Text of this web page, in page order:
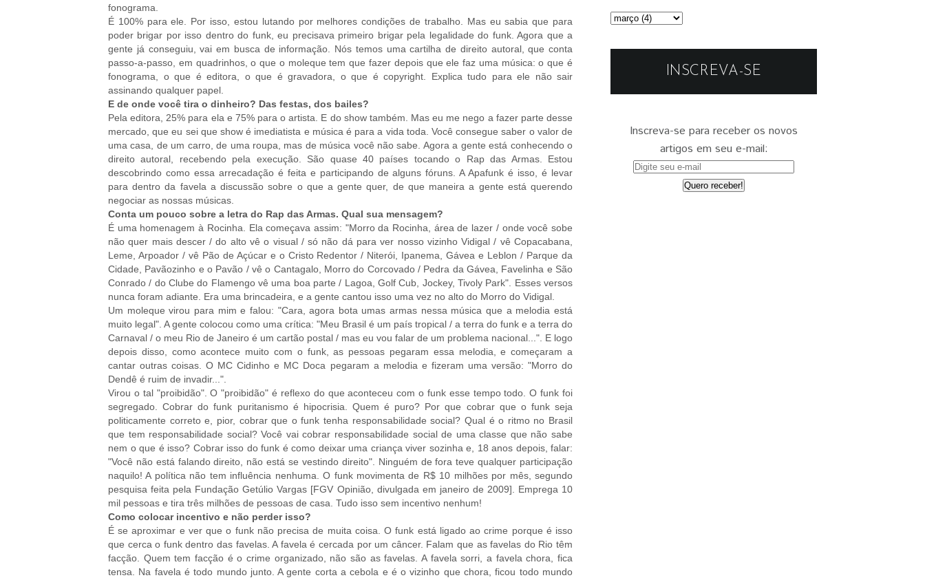
fonograma.
É 100% para ele. Por isso, estou lutando por melhores condições de trabalho. Mas eu sabia que para
poder brigar por isso dentro do funk, eu precisava primeiro brigar pela legalidade do funk. Agora que a
gente já conseguiu, vai em busca de informação. Nós temos uma cartilha de direito autoral, que conta
passo-a-passo, em quadrinhos, o que o moleque tem que fazer depois que ele faz uma música: o que é
fonograma, o que é editora, o que é gravadora, o que é copyright. Explica tudo para ele não sair
assinando qualquer papel.
E de onde você tira o dinheiro? Das festas, dos bailes?
Pela editora, 25% para ela e 75% para o artista. E do show também. Mas eu me nego a fazer parte desse
mercado, que eu sei que show é imediatista e música é para a vida toda. Você consegue saber o valor de
uma casa, de um carro, de uma roupa, mas de música você não sabe. Agora a gente está conhecendo o
direito autoral, recebendo pela execução. São quase 40 países tocando o Rap das Armas. Estou
descobrindo como essa arrecadação é feita e participando de alguns fóruns. A Apafunk é isso, é levar
para dentro da favela a discussão sobre o que a gente quer, de que maneira a gente está querendo
negociar as nossas músicas.
Conta um pouco sobre a letra do Rap das Armas. Qual sua mensagem?
É uma homenagem à Rocinha. Ela começava assim: "Morro da Rocinha, área de lazer / onde você sobe
não quer mais descer / do alto vê o visual / só não dá para ver nosso vizinho Vidigal / vê Copacabana,
Leme, Arpoador / vê Pão de Açúcar e o Cristo Redentor / Niterói, Ipanema, Gávea e Leblon / Parque da
Cidade, Pavãozinho e o Pavão / vê o Cantagalo, Morro do Corcovado / Pedra da Gávea, Favelinha e São
Conrado / do Clube do Flamengo vê uma boa parte / Lagoa, Golf Cub, Jockey, Tivoly Park". Esses versos
nunca foram adiante. Era uma brincadeira, e a gente cantou isso uma vez no alto do Morro do Vidigal.
Um moleque virou para mim e falou: "Cara, agora bota umas armas nessa música que a melodia está
muito legal". A gente colocou como uma crítica: "Meu Brasil é um país tropical / a terra do funk e a terra do
Carnaval / o meu Rio de Janeiro é um cartão postal / mas eu vou falar de um problema nacional...". E logo
depois disso, como acontece muito com o funk, as pessoas pegaram essa melodia, e começaram a
cantar outras coisas. O MC Cidinho e MC Doca pegaram a melodia e fizeram uma versão: "Morro do
Dendê é ruim de invadir...".
Virou o tal "proibidão". O "proibidão" é reflexo do que aconteceu com o funk esse tempo todo. O funk foi
segregado. Cobrar do funk puritanismo é hipocrisia. Quem é puro? Por que cobrar que o funk seja
politicamente correto e, pior, cobrar que o funk tenha responsabilidade social? Qual é o ritmo no Brasil
que tem responsabilidade social? Você vai cobrar responsabilidade social de uma classe que não sabe
nem o que é isso? Cobrar isso do funk é como deixar uma criança viver sozinha e, 18 anos depois, falar:
"Você não está falando direito, não está se vestindo direito". Ninguém de fora teve qualquer participação
naquilo! A política não tem influência nenhuma. O funk movimenta de R$ 10 milhões por mês, segundo
pesquisa feita pela Fundação Getúlio Vargas [FGV Opinião, divulgada em janeiro de 2009]. Emprega 10
mil pessoas e tira três milhões de pessoas de casa. Tudo isso sem incentivo nenhum!
Como colocar incentivo e não perder isso?
É se aproximar e ver que o funk não precisa de muita coisa. O funk está ligado ao crime porque é isso
que cerca o funk dentro das favelas. A favela é cercada por um câncer. Falam que as favelas do Rio têm
facção. Quem tem facção é o crime organizado, não são as favelas. A favela sorri, a favela chora, fica
tensa. Na favela é todo mundo junto. A gente corta a cebola e é o vizinho que chora, ficou todo mundo
INSCREVA-SE
Inscreva-se para receber os novos
artigos em seu e-mail: